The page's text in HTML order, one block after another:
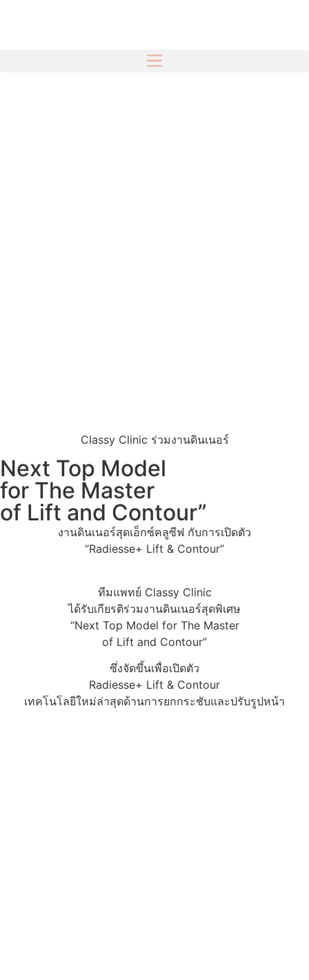
Classy Clinic ร่วมงานดินเนอร์
Next Top Model
for The Master
of Lift and Contour”
งานดินเนอร์สุดเอ็กซ์คลูซีฟ กับการเปิดตัว
“Radiesse+ Lift & Contour”
ทีมแพทย์ Classy Clinic
ได้รับเกียรติร่วมงานดินเนอร์สุดพิเศษ
“Next Top Model for The Master
of Lift and Contour”
ซึ่งจัดขึ้นเพื่อเปิดตัว
Radiesse+ Lift & Contour
เทคโนโลยีใหม่ล่าสุดด้านการยกกระชับและปรับรูปหน้า